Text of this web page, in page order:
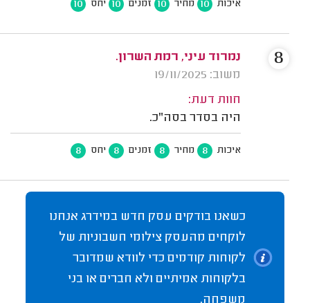
איכות 10 מחיר 10 זמנים 10 יחס 10
נמרוד עיני, רמת השרון.
משוב: 19/11/2025
חוות דעת:
היה בסדר בסה"כ.
איכות 8 מחיר 8 זמנים 8 יחס 8
8
כשאנו בודקים עסק חדש במידרג אנחנו
לוקחים מהעסק צילומי חשבוניות של
לקוחות קודמים כדי לוודא שמדובר
בלקוחות אמיתיים ולא חברים או בני
משפחה.